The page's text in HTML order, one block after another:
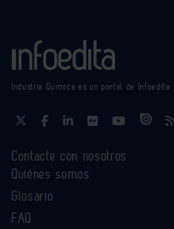
Industria Química es un portal de Infoedita
Contacte con nosotros
Quiénes somos
Glosario
FAQ